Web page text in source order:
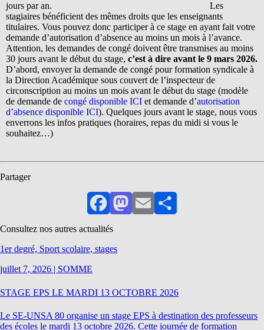
jours par an.
Les
stagiaires bénéficient des mêmes droits que les enseignants
titulaires. Vous pouvez donc participer à ce stage en ayant fait votre
demande d’autorisation d’absence au moins un mois à l’avance.
Attention, les demandes de congé doivent être transmises au moins
30 jours avant le début du stage, c’est à dire avant le 9 mars 2026.
D’abord, envoyer la demande de congé pour formation syndicale à
la Direction Académique sous couvert de l’inspecteur de
circonscription au moins un mois avant le début du stage (modèle
de demande de congé disponible ICI et demande d’autorisation
d’absence disponible ICI). Quelques jours avant le stage, nous vous
enverrons les infos pratiques (horaires, repas du midi si vous le
souhaitez…)
Partager
FacebookMastodon
EmailPartager
Consultez nos autres actualités
1er degré, Sport scolaire, stages
juillet 7, 2026 | SOMME
STAGE EPS LE MARDI 13 OCTOBRE 2026
Le SE-UNSA 80 organise un stage EPS à destination des professeurs
des écoles le mardi 13 octobre 2026. Cette journée de formation